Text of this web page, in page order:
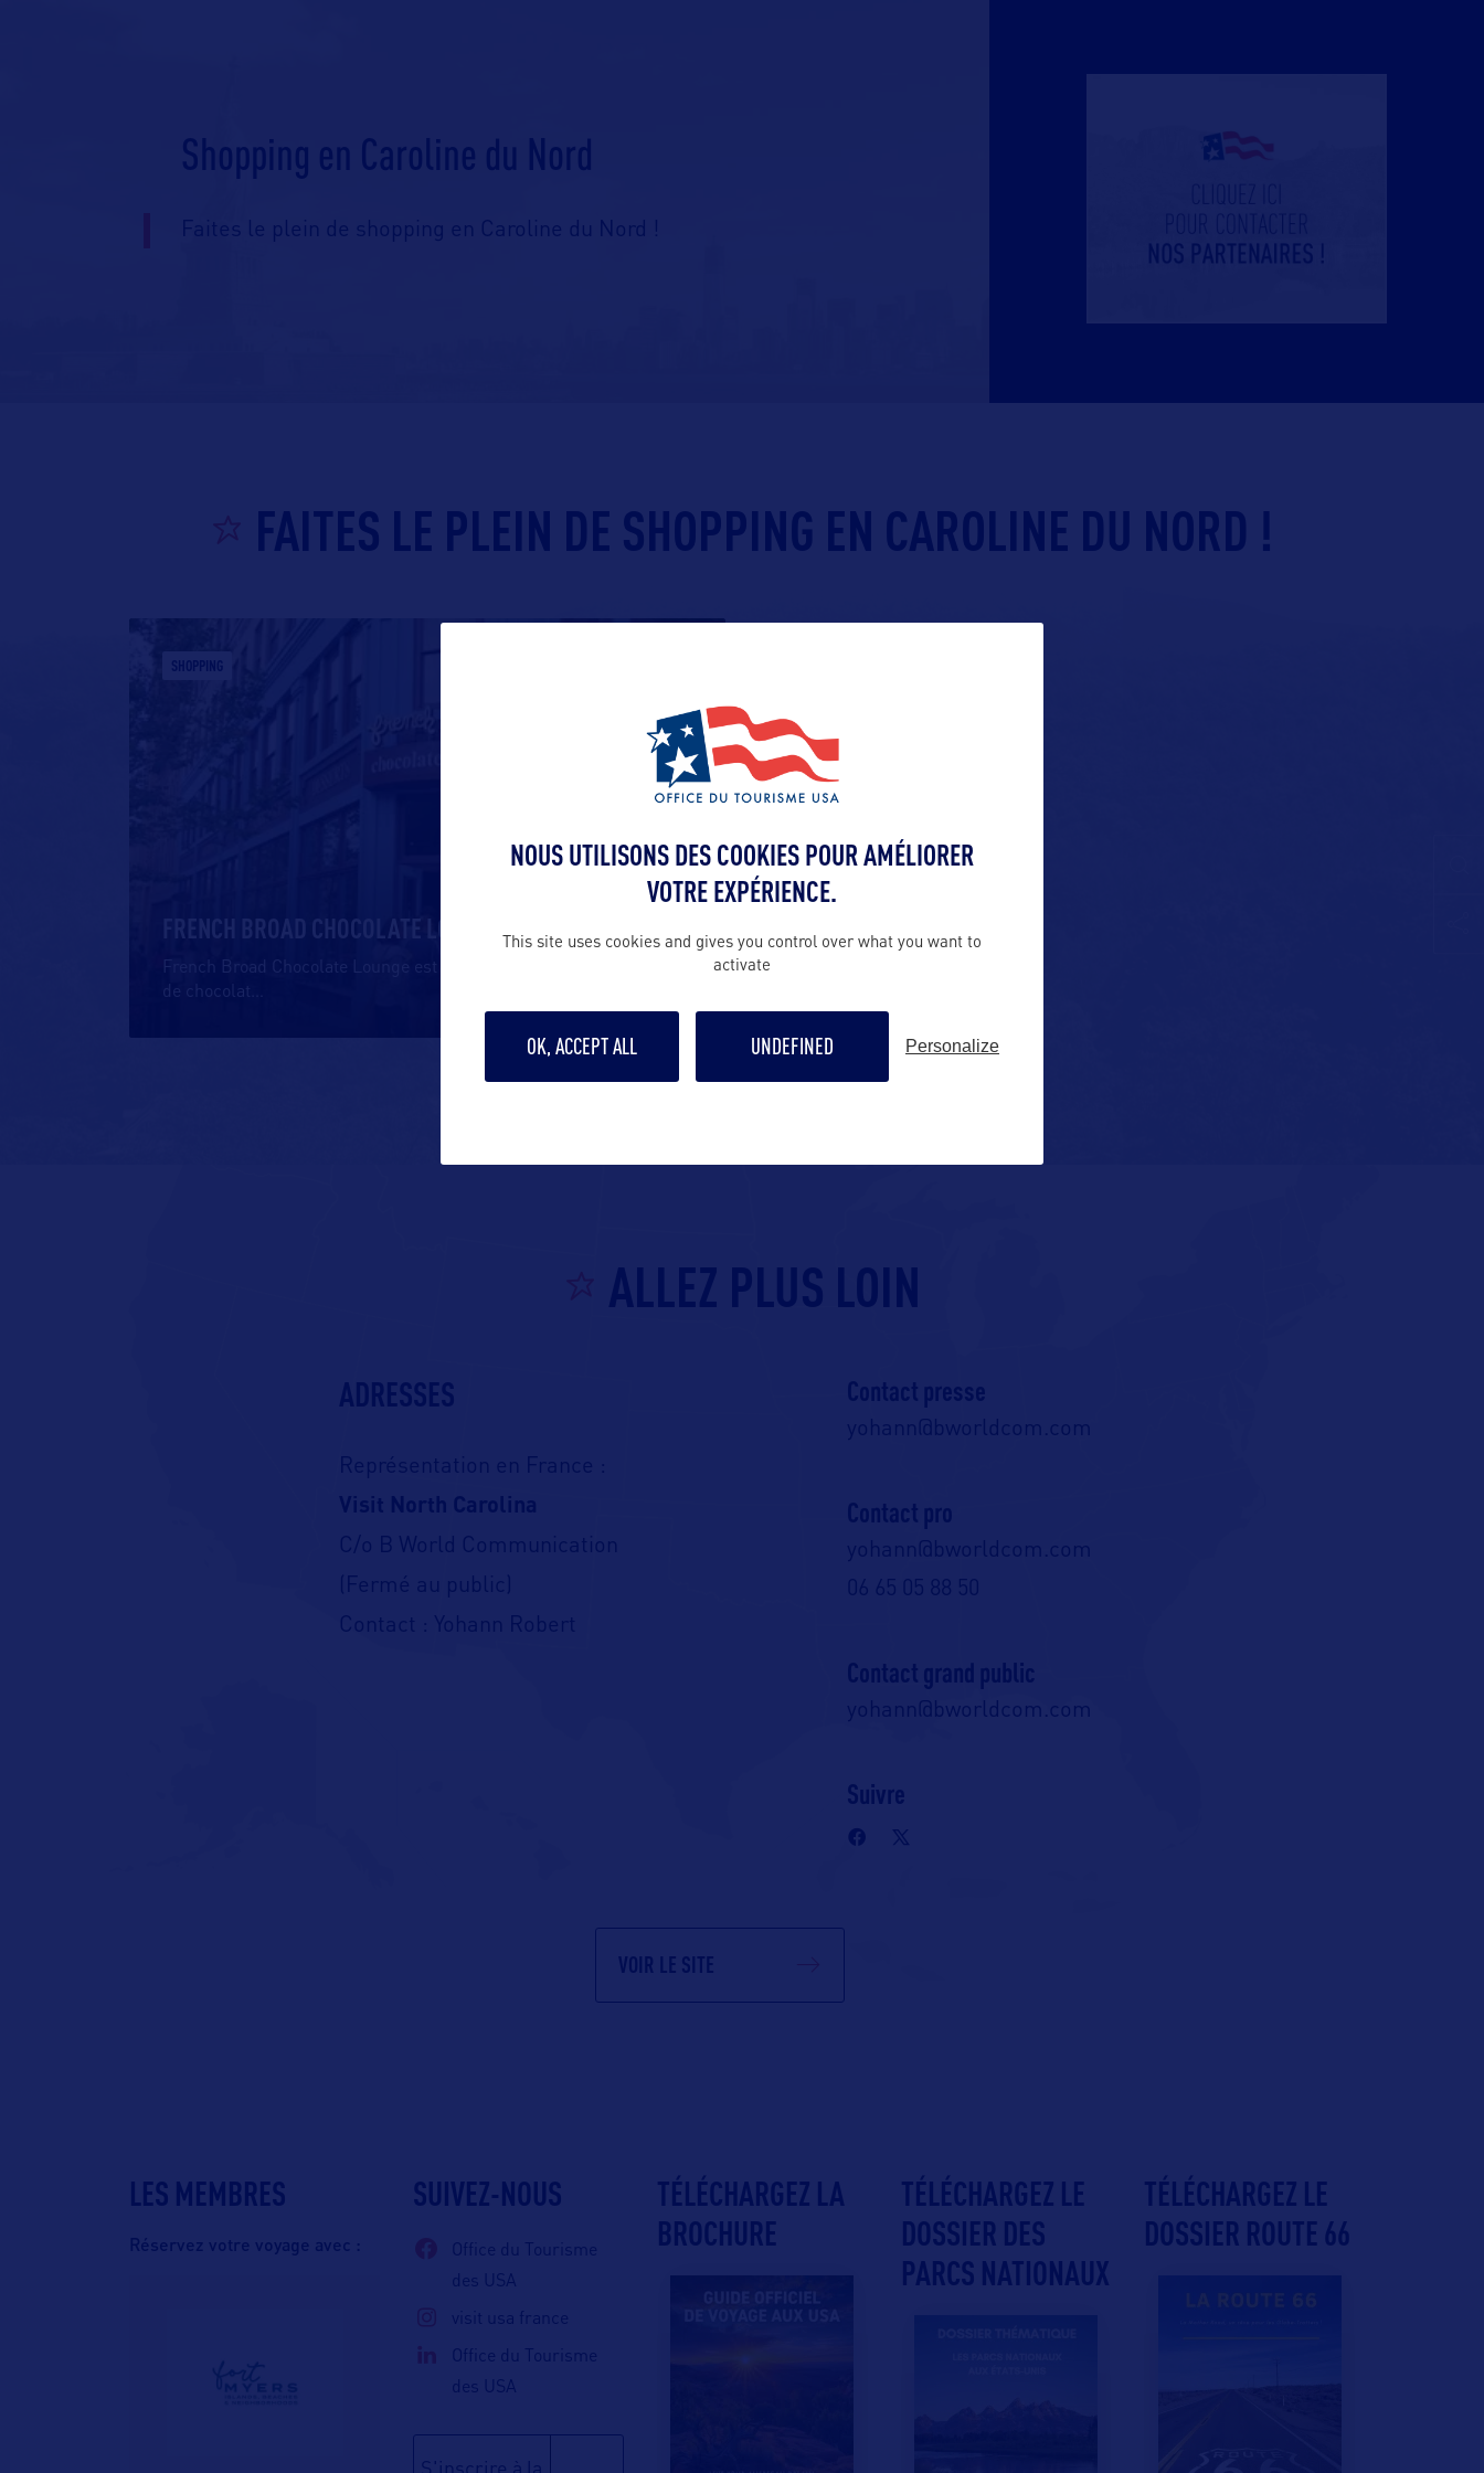
Shopping en Caroline du Nord
Faites le plein de shopping en Caroline du Nord !
FAITES LE PLEIN DE SHOPPING EN CAROLINE DU NORD !
SHOPPING
FRENCH BROAD CHOCOLATE LOUNGE
French Broad Chocolate Lounge est une petite usine de fabrication
de chocolat
ALLEZ PLUS LOIN
ADRESSES
Représentation en France :
C/o B World Communication
Contact : Yohann Robert
Contact presse
yohann@bworldcom.com
Contact pro
yohann@bworldcom.com
06 65 05 88 50
Contact grand public
yohann@bworldcom.com
Suivre
VOIR LE SITE
LES MEMBRES
Réservez votre voyage avec :
SUIVEZ-NOUS
Office du Tourisme
des USA
visit usa france
Office du Tourisme
des USA
TÉLÉCHARGEZ LA
BROCHURE
TÉLÉCHARGEZ LE
DOSSIER DES
PARCS NATIONAUX
TÉLÉCHARGEZ LE
DOSSIER ROUTE 66
NOUS UTILISONS DES COOKIES POUR AMÉLIORER
VOTRE EXPÉRIENCE.
This site uses cookies and gives you control over what you want to
activate
OK, ACCEPT ALL UNDEFINED Personalize